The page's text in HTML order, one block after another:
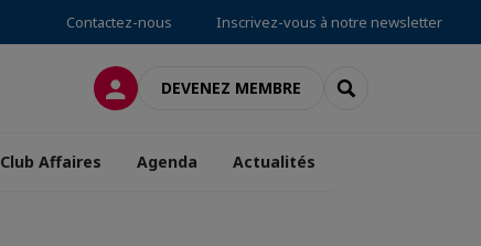
Contactez-nous Inscrivez-vous à notre newsletter
CONNEXIONDEVENEZ MEMBRE RECHERCHER
Club Affaires Agenda Actualités